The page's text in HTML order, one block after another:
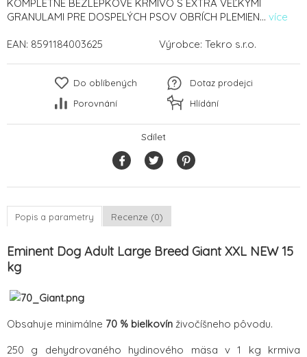
KOMPLETNÉ BEZLEPKOVÉ KRMIVO S EXTRA VEĽKÝMI
GRANULAMI PRE DOSPELÝCH PSOV OBRÍCH PLEMIEN... více
EAN: 8591184003625 Výrobce: Tekro s.r.o.
Do oblíbených
Porovnání
Dotaz prodejci
Hlídání
Sdílet
Popis a parametry Recenze (0)
Eminent Dog Adult Large Breed Giant XXL NEW 15
kg
Obsahuje minimálne 70 % bielkovín živočíšneho pôvodu.
250 g dehydrovaného hydinového mäsa v 1 kg krmiva